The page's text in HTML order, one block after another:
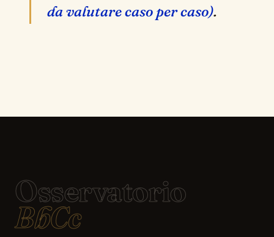
da valutare caso per caso).
Osservatorio
BbCc